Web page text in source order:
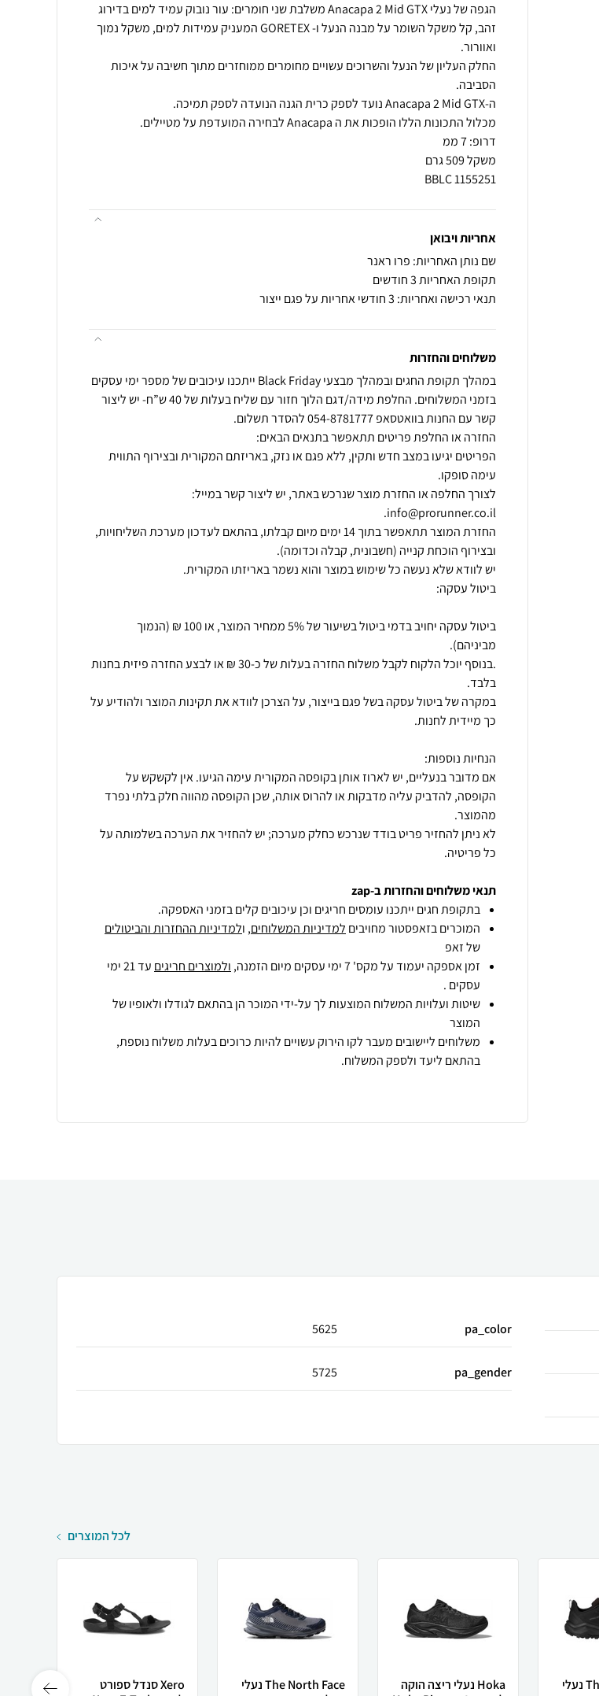
הגפה של נעלי Anacapa 2 Mid GTX משלבת שני חומרים: עור נובוק עמיד למים בדירוג
זהב, קל משקל השומר על מבנה הנעל ו- GORETEX המעניק עמידות למים, משקל נמוך
החלק העליון של הנעל והשרוכים עשויים מחומרים ממוחזרים מתוך חשיבה על איכות
1155251 BBLC
אחריות ויבואן
שם נותן האחריות: פרו ראנר
תקופת האחריות 3 חודשים
תנאי רכישה ואחריות: 3 חודשי אחריות על פגם ייצור
משלוחים והחזרות
במהלך תקופת החגים ובמהלך מבצעי Black Friday ייתכנו עיכובים של מספר ימי עסקים
בזמני המשלוחים. החלפת מידה/דגם הלוך חזור עם שליח בעלות של 40 ש”ח- יש ליצור
הפריטים יגיעו במצב חדש ותקין, ללא פגם או נזק, באריזתם המקורית ובצירוף התווית
לצורך החלפה או החזרת מוצר שנרכש באתר, יש ליצור קשר במייל:
החזרת המוצר תתאפשר בתוך 14 ימים מיום קבלתו, בהתאם לעדכון מערכת השליחויות,
ביטול עסקה יחויב בדמי ביטול בשיעור של 5% ממחיר המוצר, או 100 ₪ (הנמוך
.בנוסף יוכל הלקוח לקבל משלוח החזרה בעלות של כ-30 ₪ או לבצע החזרה פיזית בחנות
במקרה של ביטול עסקה בשל פגם בייצור, על הצרכן לוודא את תקינות המוצר ולהודיע על
אם מדובר בנעליים, יש לארוז אותן בקופסה המקורית עימה הגיעו. אין לקשקש על
הקופסה, להדביק עליה מדבקות או להרוס אותה, שכן הקופסה מהווה חלק בלתי נפרד
לא ניתן להחזיר פריט בודד שנרכש כחלק מערכה; יש להחזיר את הערכה בשלמותה על
כל פריטיה.
תנאי משלוחים והחזרות ב-zap
בתקופת חגים ייתכנו עומסים חריגים וכן עיכובים קלים בזמני האספקה.
המוכרים בזאפסטור מחויבים למדיניות המשלוחים, ולמדיניות ההחזרות והביטולים
של זאפ
זמן אספקה יעמוד על מקס' 7 ימי עסקים מיום הזמנה,
ולמוצרים חריגים
עד 21 ימי
עסקים .
שיטות ועלויות המשלוח המוצעות לך על-ידי המוכר הן בהתאם לגודלו ולאופיו של
המוצר
משלוחים ליישובים מעבר לקו הירוק עשויים להיות כרוכים בעלות משלוח נוספת,
בהתאם ליעד ולספק המשלוח.
pa_color
5625
pa_gender
5725
לכל המוצרים
The North Face נעלי
Hoka נעלי ריצה הוקה
The North Face נעלי
Xero סנדל ספורט